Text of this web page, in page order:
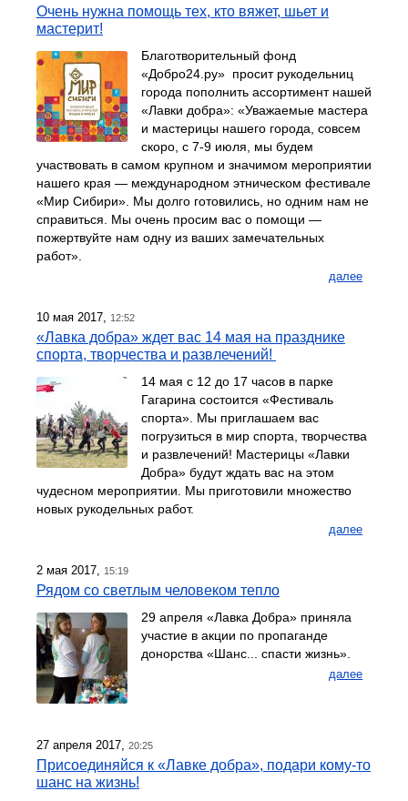
Очень нужна помощь тех, кто вяжет, шьет и
мастерит!
Благотворительный фонд
«Добро24.ру» просит рукодельниц
города пополнить ассортимент нашей
«Лавки добра»: «Уважаемые мастера
и мастерицы нашего города, совсем
скоро, с 7-9 июля, мы будем
участвовать в самом крупном и значимом мероприятии
нашего края — международном этническом фестивале
«Мир Сибири». Мы долго готовились, но одним нам не
справиться. Мы очень просим вас о помощи —
пожертвуйте нам одну из ваших замечательных
работ».
далее
10 мая 2017, 12:52
«Лавка добра» ждет вас 14 мая на празднике
спорта, творчества и развлечений!
14 мая с 12 до 17 часов в парке
Гагарина состоится «Фестиваль
спорта». Мы приглашаем вас
погрузиться в мир спорта, творчества
и развлечений! Мастерицы «Лавки
Добра» будут ждать вас на этом
чудесном мероприятии. Мы приготовили множество
новых рукодельных работ.
далее
2 мая 2017, 15:19
Рядом со светлым человеком тепло
29 апреля «Лавка Добра» приняла
участие в акции по пропаганде
донорства «Шанс... спасти жизнь».
далее
27 апреля 2017, 20:25
Присоединяйся к «Лавке добра», подари кому-то
шанс на жизнь!